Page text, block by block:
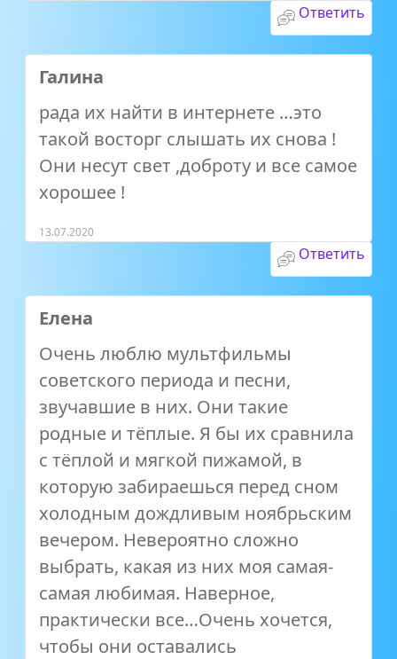
Ответить
Галина
рада их найти в интернете …это
такой восторг слышать их снова !
Они несут свет ,доброту и все самое
хорошее !
13.07.2020
Ответить
Елена
Очень люблю мультфильмы
советского периода и песни,
звучавшие в них. Они такие
родные и тёплые. Я бы их сравнила
с тёплой и мягкой пижамой, в
которую забираешься перед сном
холодным дождливым ноябрьским
вечером. Невероятно сложно
выбрать, какая из них моя самая-
самая любимая. Наверное,
практически все…Очень хочется,
чтобы они оставались